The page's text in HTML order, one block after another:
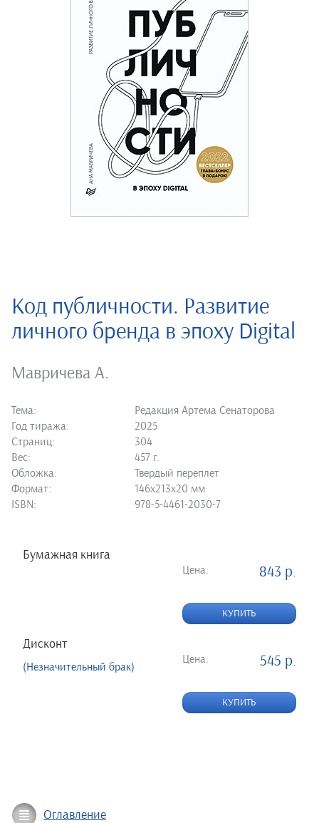
Код публичности. Развитие
личного бренда в эпоху Digital
Мавричева А.
Тема:
Редакция Артема Сенаторова
Год тиража:
2025
Страниц:
304
Вес:
457 г.
Обложка:
Твердый переплет
Формат:
146х213х20 мм
ISBN:
978-5-4461-2030-7
Бумажная книга
Цена: 843 р.
КУПИТЬ
Дисконт
(Незначительный брак)
Цена: 545 р.
КУПИТЬ
Оглавление